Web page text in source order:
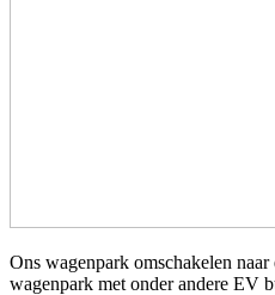
Ons wagenpark omschakelen
wagenpark met onder andere EV